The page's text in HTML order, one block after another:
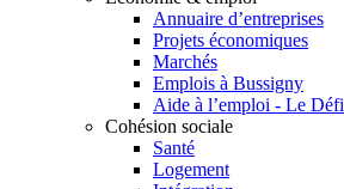
Annuaire d’entreprises
Projets économiques
Marchés
Emplois à Bussigny
Aide à l’emploi - Le Défi
Cohésion sociale
Santé
Logement